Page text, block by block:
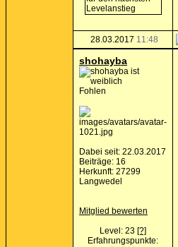
28.03.2017 11:48
shohayba
Fohlen
Dabei seit: 22.03.2017
Beiträge: 16
Herkunft: 27299
Langwedel
Mitglied bewerten
Level: 23 [?]
Erfahrungspunkte: